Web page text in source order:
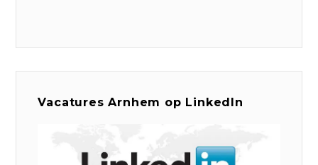
Vacatures Arnhem op LinkedIn